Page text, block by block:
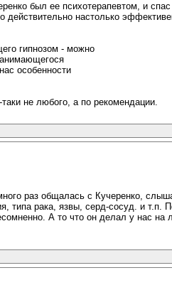
был ее психотерапевтом, и
действительно настолько
гипнозом - можно
особенности
не любого, а по рекомендации.
раз общалась с Кучеренко,
типа рака, язвы, серд-сосуд. и
А то что он делал у нас на